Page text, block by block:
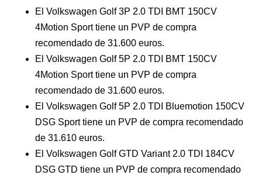
El Volkswagen Golf 3P 2.0 TDI BMT 150CV
4Motion Sport tiene un PVP de compra
recomendado de 31.600 euros.
El Volkswagen Golf 5P 2.0 TDI BMT 150CV
4Motion Sport tiene un PVP de compra
recomendado de 31.600 euros.
El Volkswagen Golf 5P 2.0 TDI Bluemotion 150CV
DSG Sport tiene un PVP de compra recomendado
de 31.610 euros.
El Volkswagen Golf GTD Variant 2.0 TDI 184CV
DSG GTD tiene un PVP de compra recomendado